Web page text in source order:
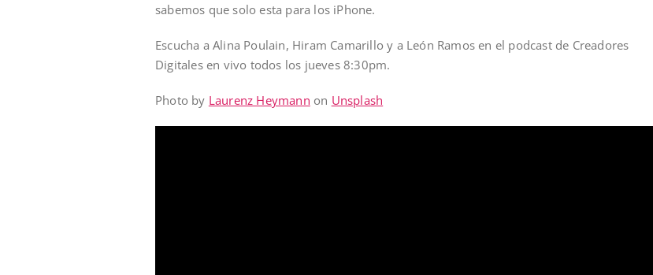
sabemos que solo esta para los iPhone.
Escucha a Alina Poulain, Hiram Camarillo y a León Ramos en el podcast de Creadores
Digitales en vivo todos los jueves 8:30pm.
Photo by Laurenz Heymann on Unsplash